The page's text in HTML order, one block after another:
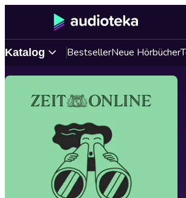
Katalog BestsellerNeue Hörbücher